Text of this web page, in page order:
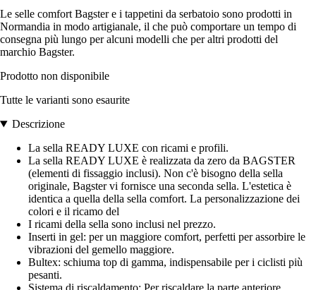
Le selle comfort Bagster e i tappetini da serbatoio sono prodotti in
Normandia in modo artigianale, il che può comportare un tempo di
consegna più lungo per alcuni modelli che per altri prodotti del
marchio Bagster.
Prodotto non disponibile
Tutte le varianti sono esaurite
Descrizione
La sella READY LUXE con ricami e profili.
La sella READY LUXE è realizzata da zero da BAGSTER
(elementi di fissaggio inclusi). Non c'è bisogno della sella
originale, Bagster vi fornisce una seconda sella. L'estetica è
identica a quella della sella comfort. La personalizzazione dei
colori e il ricamo del
I ricami della sella sono inclusi nel prezzo.
Inserti in gel: per un maggiore comfort, perfetti per assorbire le
vibrazioni del gemello maggiore.
Bultex: schiuma top di gamma, indispensabile per i ciclisti più
pesanti.